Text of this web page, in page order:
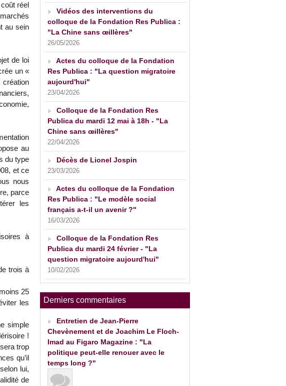
réel
au sein
de loi
un «
création
au
du type
et ce
nous
parce
les
à
trois à
25
les
simple
!
trop
qu’il
lui,
de
Vidéos des interventions du
colloque de la Fondation Res Publica :
"La Chine sans œillères"
26/05/2026
Actes du colloque de la Fondation
Res Publica : "La question migratoire
aujourd'hui"
23/04/2026
Colloque de la Fondation Res
Publica du mardi 12 mai à 18h - "La
Chine sans œillères"
22/04/2026
Décès de Lionel Jospin
23/03/2026
Actes du colloque de la Fondation
Res Publica : "Le modèle social
français a-t-il un avenir ?"
16/03/2026
Colloque de la Fondation Res
Publica du mardi 24 février - "La
question migratoire aujourd'hui"
10/02/2026
Derniers commentaires
Entretien de Jean-Pierre
Chevènement et de Joachim Le Floch-
Imad au Figaro Magazine : "La
politique peut-elle renouer avec le
temps long ?"